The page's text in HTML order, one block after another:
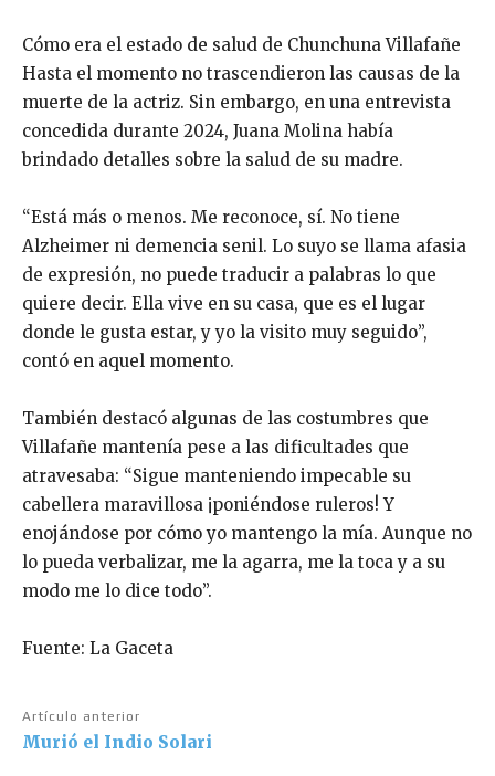
Cómo era el estado de salud de Chunchuna Villafañe
Hasta el momento no trascendieron las causas de la
muerte de la actriz. Sin embargo, en una entrevista
concedida durante 2024, Juana Molina había
brindado detalles sobre la salud de su madre.
“Está más o menos. Me reconoce, sí. No tiene
Alzheimer ni demencia senil. Lo suyo se llama afasia
de expresión, no puede traducir a palabras lo que
quiere decir. Ella vive en su casa, que es el lugar
donde le gusta estar, y yo la visito muy seguido”,
contó en aquel momento.
También destacó algunas de las costumbres que
Villafañe mantenía pese a las dificultades que
atravesaba: “Sigue manteniendo impecable su
cabellera maravillosa ¡poniéndose ruleros! Y
enojándose por cómo yo mantengo la mía. Aunque no
lo pueda verbalizar, me la agarra, me la toca y a su
modo me lo dice todo”.
Fuente: La Gaceta
Artículo anterior
Murió el Indio Solari